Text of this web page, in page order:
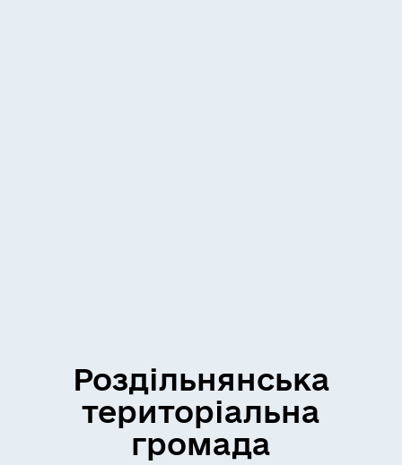
Роздільнянська
територіальна
громада